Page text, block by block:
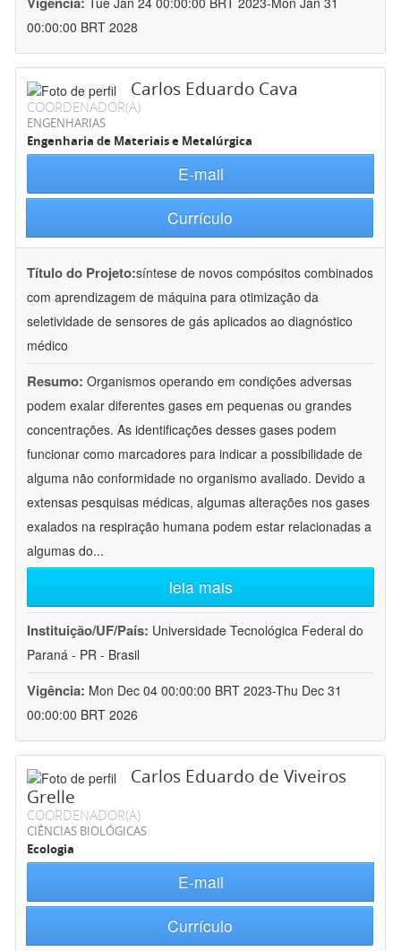
00:00:00 BRT 2028
Carlos Eduardo Cava
COORDENADOR(A)
ENGENHARIAS
Engenharia de Materiais e Metalúrgica
E-mail
Currículo
Título do Projeto:síntese de novos compósitos combinados
com aprendizagem de máquina para otimização da
seletividade de sensores de gás aplicados ao diagnóstico
médico
Resumo: Organismos operando em condições adversas
podem exalar diferentes gases em pequenas ou grandes
concentrações. As identificações desses gases podem
funcionar como marcadores para indicar a possibilidade de
alguma não conformidade no organismo avaliado. Devido a
extensas pesquisas médicas, algumas alterações nos gases
exalados na respiração humana podem estar relacionadas a
algumas do...
leia mais
Instituição/UF/País: Universidade Tecnológica Federal do
Paraná - PR - Brasil
Vigência: Mon Dec 04 00:00:00 BRT 2023-Thu Dec 31
00:00:00 BRT 2026
Carlos Eduardo de Viveiros
Grelle
COORDENADOR(A)
CIÊNCIAS BIOLÓGICAS
Ecologia
E-mail
Currículo